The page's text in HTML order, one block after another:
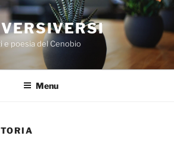
e poesia del Cenobio
Menu